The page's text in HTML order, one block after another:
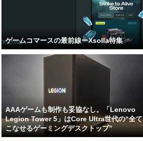
ゲームコマースの最前線ーXsolla特集
AAAゲームも制作も妥協なし。「Lenovo
Legion Tower 5」はCore Ultra世代の“全て
こなせるゲーミングデスクトップ”